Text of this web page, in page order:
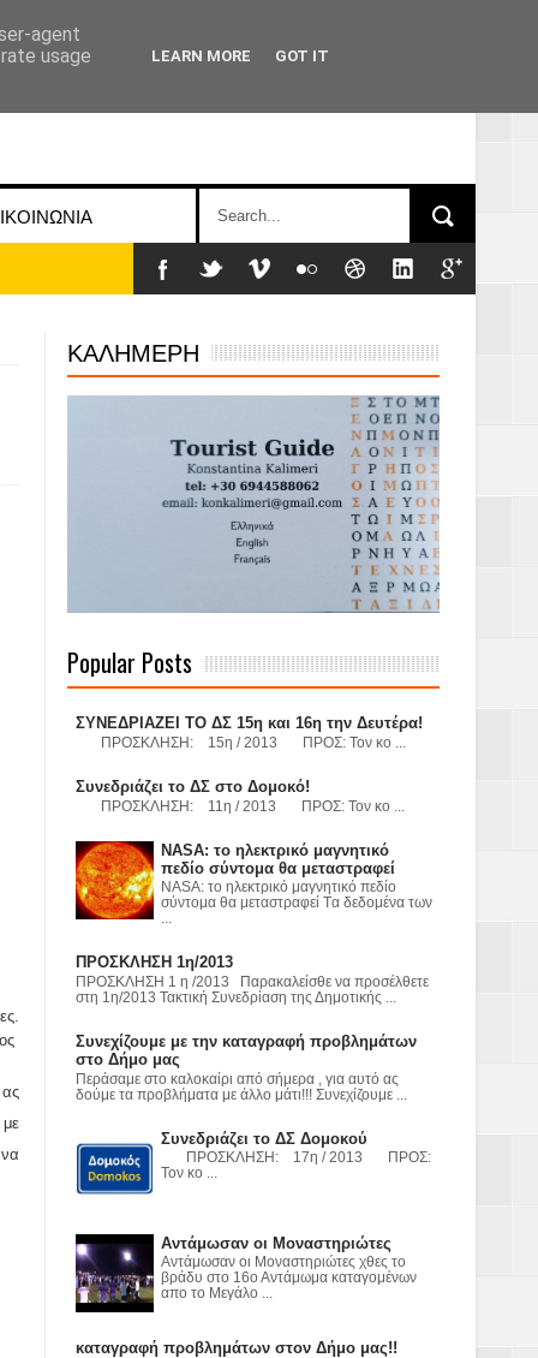
με σκοπό
ΧΥΤΑ»
ΚΑΛΗΜΕΡΗ
Popular Posts
ΣΥΝΕΔΡΙΑΖΕΙ ΤΟ ΔΣ 15η και 16η την Δευτέρα!
ΠΡΟΣΚΛΗΣΗ: 15η / 2013 ΠΡΟΣ: Τον κο ...
Συνεδριάζει το ΔΣ στο Δομοκό!
ΠΡΟΣΚΛΗΣΗ: 11η / 2013 ΠΡΟΣ: Τον κο ...
NASA: το ηλεκτρικό μαγνητικό
πεδίο σύντομα θα μεταστραφεί
NASA: το ηλεκτρικό μαγνητικό πεδίο
σύντομα θα μεταστραφεί Tα δεδομένα των
ΠΡΟΣΚΛΗΣΗ 1η/2013
ΠΡΟΣΚΛΗΣΗ 1 η /2013 Παρακαλείσθε να προσέλθετε
στη 1η/2013 Τακτική Συνεδρίαση της Δημοτικής ...
Συνεχίζουμε με την καταγραφή προβλημάτων
στο Δήμο μας
Περάσαμε στο καλοκαίρι από σήμερα , για αυτό ας
δούμε τα προβλήματα με άλλο μάτι!!! Συνεχίζουμε ...
Συνεδριάζει το ΔΣ Δομοκού
ΠΡΟΣΚΛΗΣΗ: 17η / 2013 ΠΡΟΣ:
Τον κο ...
Αντάμωσαν οι Μοναστηριώτες
Αντάμωσαν οι Μοναστηριώτες χθες το
βράδυ στο 16ο Αντάμωμα καταγομένων
απο το Μεγάλο ...
καταγραφή προβλημάτων στον Δήμο μας!!
agent
usage
LEARN MORE GOT IT